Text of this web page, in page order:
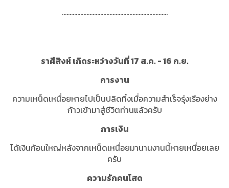
.....................................................................
ราศีสิงห์ เกิดระหว่างวันที่ 17 ส.ค. - 16 ก.ย.
การงาน
ความเหน็ดเหนื่อยหายไปเป็นปลิดทิ้งเมื่อความสำเร็จรุ่งเรืองย่าง
ก้าวเข้ามาสู่ชีวิตท่านแล้วครับ
การเงิน
ได้เงินก้อนใหญ่หลังจากเหน็ดเหนื่อยมานานงานนี้หายเหนื่อยเลย
ครับ
ความรักคนโสด